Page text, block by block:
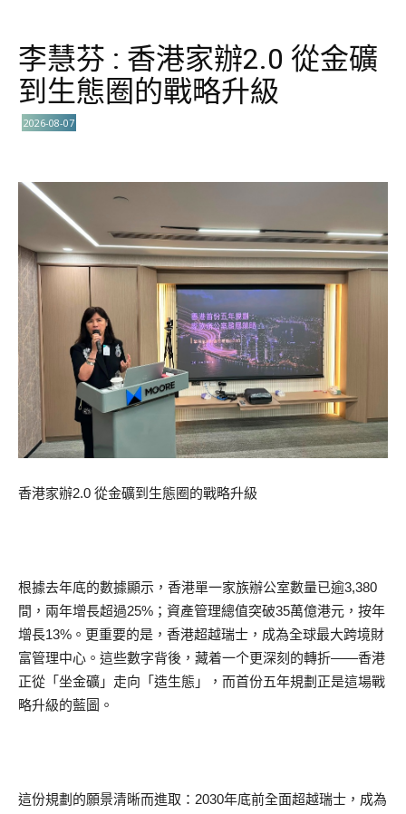
李慧芬 : 香港家辦2.0 從金礦
到生態圈的戰略升級
2026-08-07
香港家辦2.0 從金礦到生態圈的戰略升級
根據去年底的數據顯示，香港單一家族辦公室數量已逾3,380
間，兩年增長超過25%；資產管理總值突破35萬億港元，按年
增長13%。更重要的是，香港超越瑞士，成為全球最大跨境財
富管理中心。這些數字背後，藏着一个更深刻的轉折——香港
正從「坐金礦」走向「造生態」，而首份五年規劃正是這場戰
略升級的藍圖。
這份規劃的願景清晰而進取：2030年底前全面超越瑞士，成為